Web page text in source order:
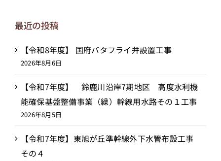
最近の投稿
【令和8年度】 国府バタフライ弁設置工事
2026年8月6日
【令和7年度】 鈴鹿川沿岸7期地区 高度水利機
能確保基盤整備事業（繰）幹線用水路その１工事
2026年8月5日
【令和7年度】東旭が丘準幹線外下水管布設工事
その４